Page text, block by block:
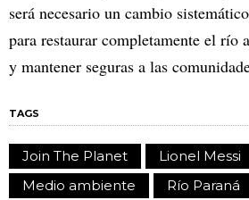
será necesario un cambio
para restaurar completamente el río
y mantener seguras a las
TAGS
Join The Planet
Lionel Messi
Medio ambiente
Río Paraná